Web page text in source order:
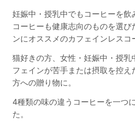
妊娠中・授乳中でもコーヒーを飲
コーヒーも健康志向のものを選び
ンにオススメのカフェインレスコ
猫好きの方、女性・妊娠中・授乳
フェインが苦手または摂取を控え
方への贈り物に。
4種類の味の違うコーヒーを一つ
た。